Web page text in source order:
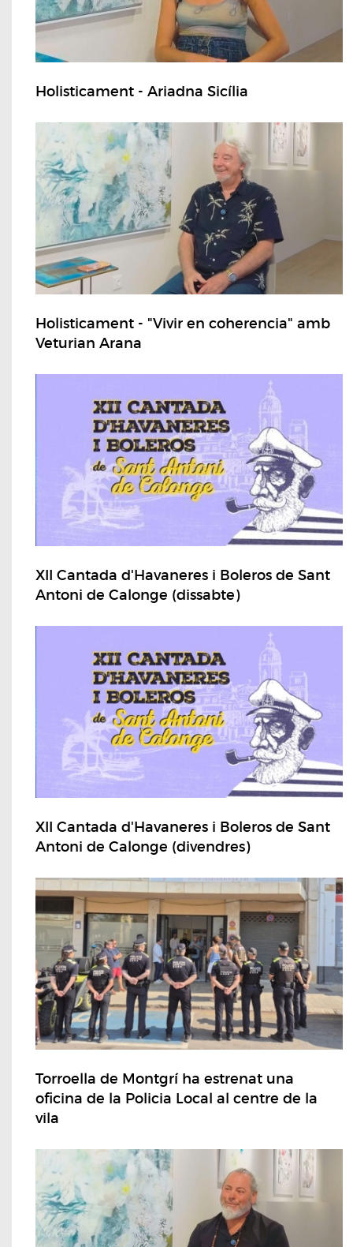
Holisticament - Ariadna Sicília
Holisticament - "Vivir en coherencia" amb
Veturian Arana
XII Cantada d'Havaneres i Boleros de Sant
Antoni de Calonge (dissabte)
XII Cantada d'Havaneres i Boleros de Sant
Antoni de Calonge (divendres)
Torroella de Montgrí ha estrenat una
oficina de la Policia Local al centre de la
vila